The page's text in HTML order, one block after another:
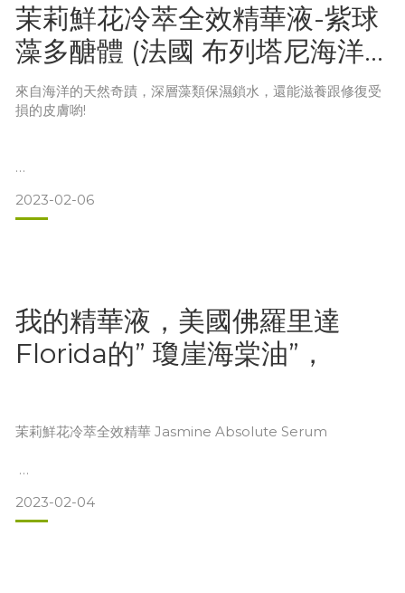
買了40ml的瓶子，居然需要裝到45ml，不然看了強迫症都要
發作，然後糟了，瓶子跟紙盒都印的是40ml，哈哈哈哈
四年了，這一路，謝謝每一個幫助我的朋友，無論我怎麼胡攪
茉莉鮮花冷萃全效精華液-紫球
藻多醣體 (法國 布列塔尼海洋
深層水)
來自海洋的天然奇蹟，深層藻類保濕鎖水，還能滋養跟修復受
損的皮膚喲!
了美國佛羅里達Florida的” 瓊崖海棠油，還結合了世界上最純
淨的(法國)布列塔尼海洋深層水，粹取出紫球藻多糖體，是不
我幫大家千挑萬選出按壓式的玻璃瓶，雖然價格高出很多倍，
但是，保養品的本身，就是要減少空氣的接觸，才能保有原料
的新鮮，所以大家如果買了大容易的包裝，千萬記得要先分裝
2023-02-06
我的精華液，美國佛羅里達
Florida的” 瓊崖海棠油”，
茉莉鮮花冷萃全效精華 Jasmine Absolute Serum
近期最令人興奮的一件事，就是我找到了美國佛羅里達Florida
的” 瓊崖海棠油”，耶!
2023-02-04